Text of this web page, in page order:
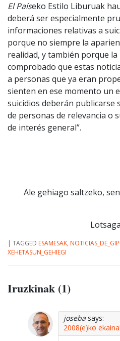
El Paíseko Estilo Liburuak
deberá ser especialmente
informaciones relativas a
porque no siempre la
realidad, y también porque
comprobado que estas
a personas que ya eran
sienten en ese momento un
suicidios deberán publicarse
de personas de relevancia o
de interés general”.
Ale gehiago saltzeko,
| TAGGED ESAMESAK,
XEHETASUN_GEHIEGI
Iruzkinak (1)
joseba says:
2008(e)ko